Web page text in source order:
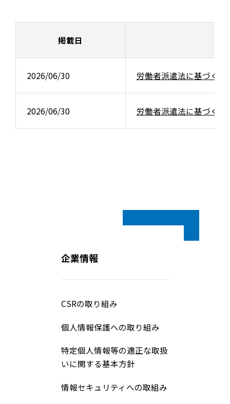
掲載日
2026/06/30 労働者派遣法に基づく
2026/06/30 労働者派遣法に基づく
企業情報
CSRの取り組み
個人情報保護への取り組み
特定個人情報等の適正な取扱
いに関する基本方針
情報セキュリティへの取組み